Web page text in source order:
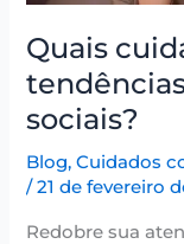
Quais
sociais?
Blog,Cuidados
/21 de fevereiro
Redobre sua